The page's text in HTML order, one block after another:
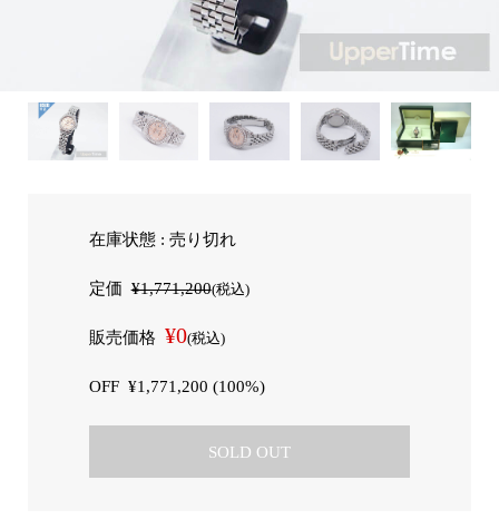
在庫状態 : 売り切れ
定価¥1,771,200(税込)
販売価格 ¥0(税込)
OFF ¥1,771,200 (100%)
SOLD OUT